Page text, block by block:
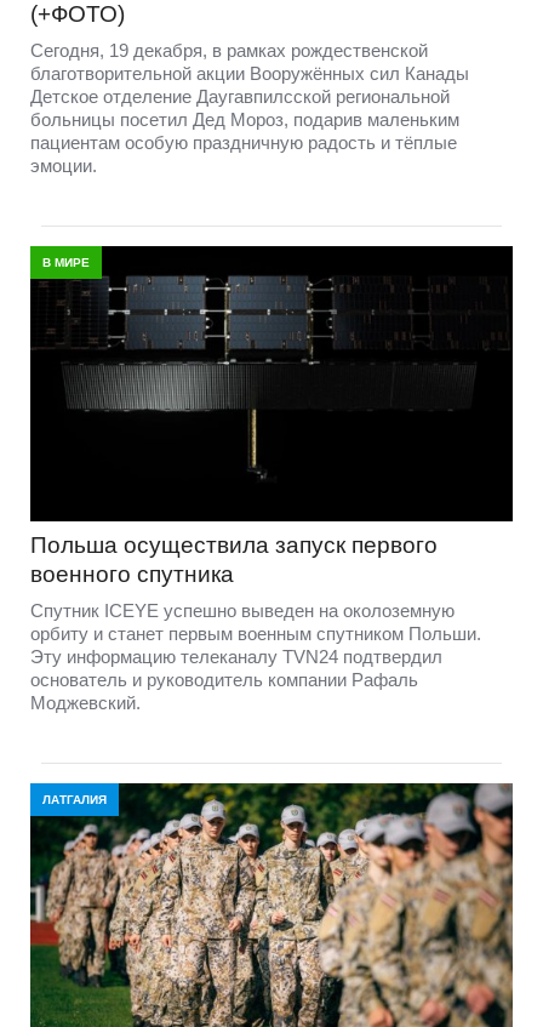
(+ФОТО)
Сегодня, 19 декабря, в рамках рождественской
благотворительной акции Вооружённых сил Канады
Детское отделение Даугавпилсской региональной
больницы посетил Дед Мороз, подарив маленьким
пациентам особую праздничную радость и тёплые
эмоции.
В МИРЕ
Польша осуществила запуск первого
военного спутника
Спутник ICEYE успешно выведен на околоземную
орбиту и станет первым военным спутником Польши.
Эту информацию телеканалу TVN24 подтвердил
основатель и руководитель компании Рафаль
Моджевский.
ЛАТГАЛИЯ